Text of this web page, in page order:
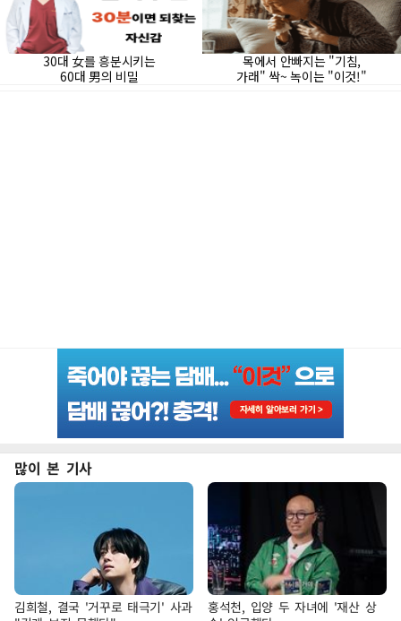
많이 본 기사
김희철, 결국 '거꾸로 태극기' 사과
홍석천, 입양 두 자녀에 '재산 상